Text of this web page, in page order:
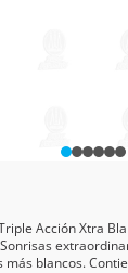
Acción Xtra
blancos.